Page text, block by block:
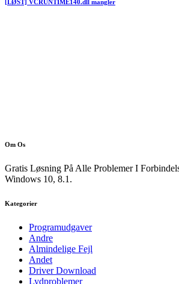
[LØST] VCRUNTIME140.dll mangler
Om Os
Gratis Løsning På Alle Problemer I
Windows 10, 8.1.
Kategorier
Programudgaver
Andre
Almindelige Fejl
Andet
Driver Download
Lydproblemer